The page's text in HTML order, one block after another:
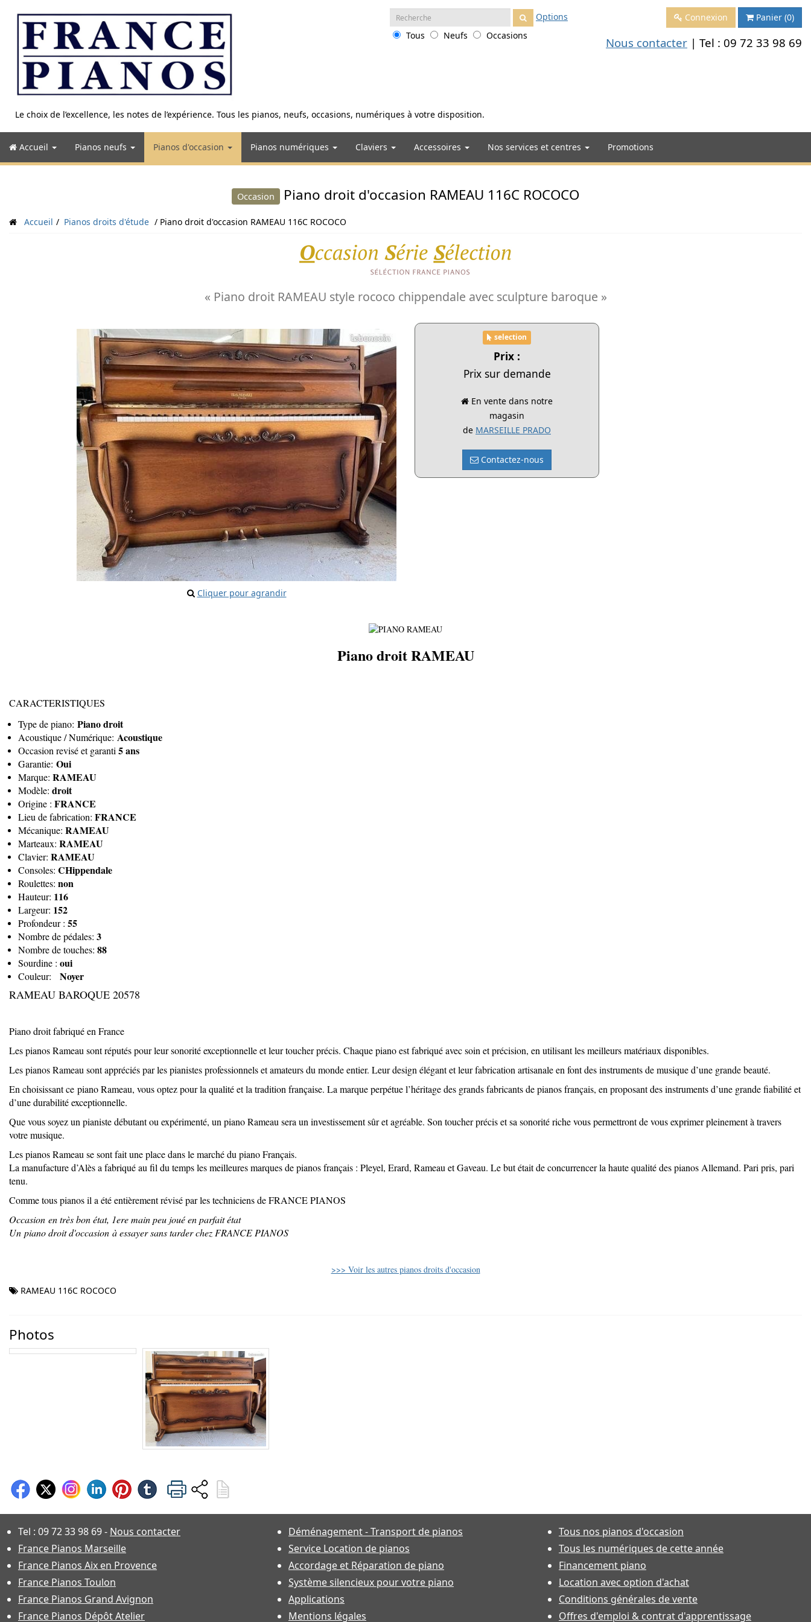
contenu
Le choix de l’excellence, les notes de l’expérience. Tous les pianos, neufs, occasions, numériques à votre disposition.
Recherche
:
Options
Tous
Neufs Occasions
Connexion Panier (0)
Nous contacter | Tel : 09 72 33 98 69
Accueil Pianos neufs Pianos d'occasion Pianos numériques Claviers Accessoires Nos services et centres Promotions
Occasion Piano droit d'occasion RAMEAU 116C ROCOCO
Accueil Pianos droits d'étude Piano droit d'occasion RAMEAU 116C ROCOCO
« Piano droit RAMEAU style rococo chippendale avec sculpture baroque »
Cliquer pour agrandir
selection
Prix :
Prix sur demande
En vente dans notre
magasin
de MARSEILLE PRADO
Contactez-nous
Piano droit RAMEAU
CARACTERISTIQUES
Type de piano: Piano droit
Acoustique / Numérique: Acoustique
Occasion revisé et garanti 5 ans
Garantie: Oui
Marque: RAMEAU
Modèle: droit
Origine : FRANCE
Lieu de fabrication: FRANCE
Mécanique: RAMEAU
Marteaux: RAMEAU
Clavier: RAMEAU
Consoles: CHippendale
Roulettes: non
Hauteur: 116
Largeur: 152
Profondeur : 55
Nombre de pédales: 3
Nombre de touches: 88
Sourdine : oui
Couleur: Noyer
RAMEAU BAROQUE 20578
Piano droit fabriqué en France
Les pianos Rameau sont réputés pour leur sonorité exceptionnelle et leur toucher précis. Chaque piano est fabriqué avec soin et précision, en utilisant les meilleurs matériaux disponibles.
Les pianos Rameau sont appréciés par les pianistes professionnels et amateurs du monde entier. Leur design élégant et leur fabrication artisanale en font des instruments de musique d’une grande beauté.
En choisissant ce piano Rameau, vous optez pour la qualité et la tradition française. La marque perpétue l’héritage des grands fabricants de pianos français, en proposant des instruments d’une grande fiabilité et
d’une durabilité exceptionnelle.
Que vous soyez un pianiste débutant ou expérimenté, un piano Rameau sera un investissement sûr et agréable. Son toucher précis et sa sonorité riche vous permettront de vous exprimer pleinement à travers
votre musique.
Les pianos Rameau se sont fait une place dans le marché du piano Français.
La manufacture d’Alès a fabriqué au fil du temps les meilleures marques de pianos français : Pleyel, Erard, Rameau et Gaveau. Le but était de concurrencer la haute qualité des pianos Allemand. Pari pris, pari
tenu.
Comme tous pianos il a été entièrement révisé par les techniciens de FRANCE PIANOS
Occasion en très bon état, 1ere main peu joué en parfait état
Un piano droit d'occasion à essayer sans tarder chez FRANCE PIANOS
>>> Voir les autres pianos droits d'occasion
RAMEAU 116C ROCOCO
Photos
Votre nom et e-mail
Tel : 09 72 33 98 69- Nous contacter
France Pianos Marseille
France Pianos Aix en Provence
France Pianos Toulon
France Pianos Grand Avignon
France Pianos Dépôt Atelier
Déménagement - Transport de pianos
Service Location de pianos
Accordage et Réparation de piano
Système silencieux pour votre piano
Applications
Mentions légales
Tous nos pianos d'occasion
Tous les numériques de cette année
Financement piano
Location avec option d'achat
Conditions générales de vente
Offres d'emploi & contrat d'apprentissage